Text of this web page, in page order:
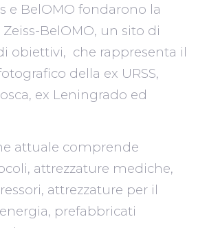
e BelOMO fondarono la
BelOMO, un sito di
obiettivi, che rappresenta il
della ex URSS,
ex Leningrado ed
attuale comprende
attrezzature mediche,
attrezzature per il
prefabbricati